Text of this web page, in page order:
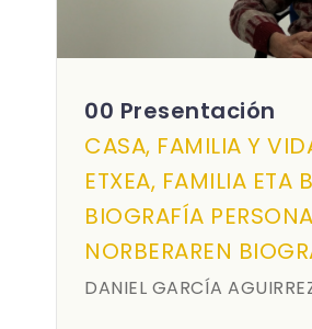
00 Presentación
CASA, FAMILIA Y
ETXEA, FAMILIA ETA
BIOGRAFÍA
NORBERAREN
DANIEL GARCÍA